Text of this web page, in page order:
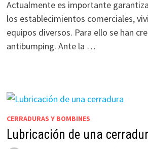
Actualmente es importante
los establecimientos comerciales,
equipos diversos. Para ello se han
antibumping. Ante la …
CERRADURAS Y BOMBINES
Lubricación de una